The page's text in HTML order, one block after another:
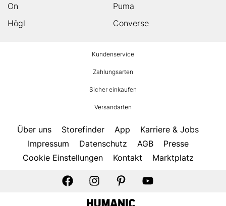
On
Puma
Högl
Converse
Kundenservice
Zahlungsarten
Sicher einkaufen
Versandarten
Über uns Storefinder App
Karriere & Jobs
Impressum
Datenschutz AGB
Presse
Cookie Einstellungen
Kontakt Marktplatz